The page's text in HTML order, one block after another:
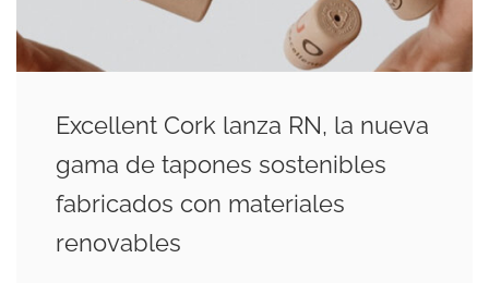
Excellent Cork lanza RN, la nueva
gama de tapones sostenibles
fabricados con materiales
renovables